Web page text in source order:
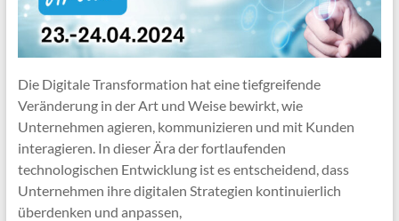
Die Digitale Transformation hat eine tiefgreifende
Veränderung in der Art und Weise bewirkt, wie
Unternehmen agieren, kommunizieren und mit Kunden
interagieren. In dieser Ära der fortlaufenden
technologischen Entwicklung ist es entscheidend, dass
Unternehmen ihre digitalen Strategien kontinuierlich
überdenken und anpassen,